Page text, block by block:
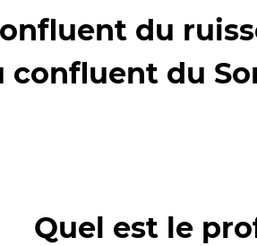
du
confluent du
Quel est le